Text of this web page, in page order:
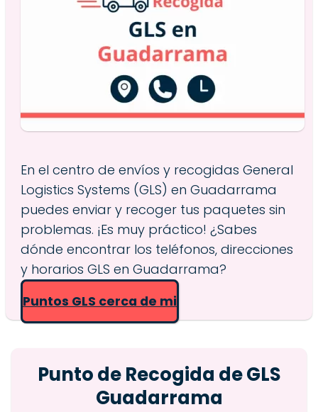
En el centro de envíos y recogidas General
Logistics Systems (GLS) en Guadarrama
puedes enviar y recoger tus paquetes sin
problemas. ¡Es muy práctico! ¿Sabes
dónde encontrar los teléfonos, direcciones
y horarios GLS en Guadarrama?
Puntos GLS cerca de mi
Punto de Recogida de GLS
Guadarrama